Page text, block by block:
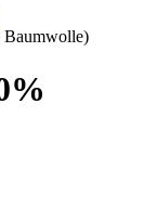
Baumwolle)